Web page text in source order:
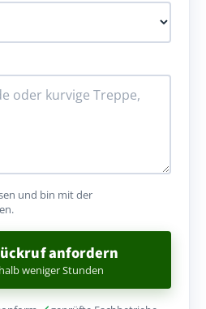
und bin mit der
anfordern
weniger Stunden